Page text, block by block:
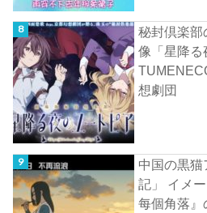
秘封倶楽部
像「星降る
想劇団
中国の黒
記」 イメ
每個角落』